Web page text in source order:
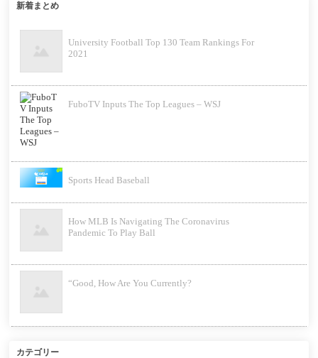
新着まとめ
University Football Top 130 Team Rankings For
2021
FuboTV Inputs The Top Leagues – WSJ
Sports Head Baseball
How MLB Is Navigating The Coronavirus
Pandemic To Play Ball
“Good, How Are You Currently?
カテゴリー